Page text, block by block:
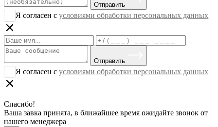
Отправить
Я согласен сусловиями обработки персональных данных
Отправить
Я согласен сусловиями обработки персональных данных
Спасибо!
Ваша завка принята, в ближайшее время ожидайте звонок от
нашего менеджера